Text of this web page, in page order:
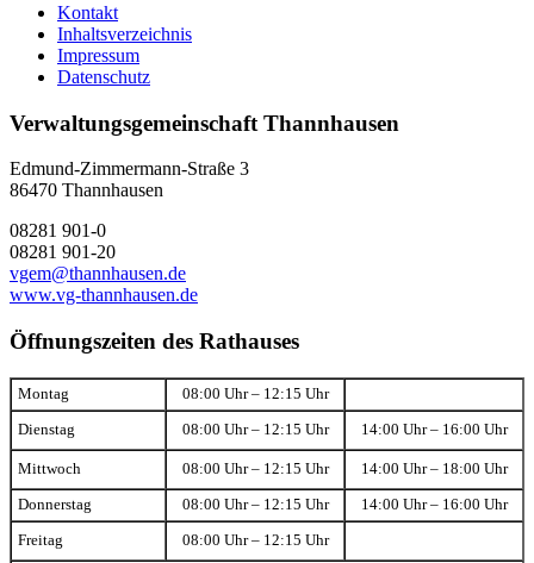
Kontakt
Inhaltsverzeichnis
Impressum
Datenschutz
Verwaltungsgemeinschaft Thannhausen
Edmund-Zimmermann-Straße 3
86470 Thannhausen
08281 901-0
08281 901-20
vgem@thannhausen.de
www.vg-thannhausen.de
Öffnungszeiten des Rathauses
Montag 08:00 Uhr – 12:15 Uhr
Dienstag 08:00 Uhr – 12:15 Uhr 14:00 Uhr – 16:00 Uhr
Mittwoch 08:00 Uhr – 12:15 Uhr 14:00 Uhr – 18:00 Uhr
Donnerstag 08:00 Uhr – 12:15 Uhr 14:00 Uhr – 16:00 Uhr
Freitag 08:00 Uhr – 12:15 Uhr